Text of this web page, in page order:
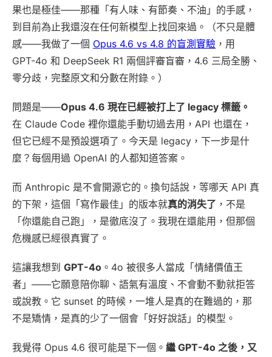
果也是極佳——那種「有人味、有節奏、不油」的手感，
到目前為止我還沒在任何新模型上找回來過。（不只是體
感——我做了一個 Opus 4.6 vs 4.8 的盲測實驗 ，用
GPT-4o 和 DeepSeek R1 兩個評審盲審，4.6 三局全勝、
零分歧，完整原文和分數在附錄。）
問題是——Opus 4.6 現在已經被打上了 legacy 標籤。
在 Claude Code 裡你還能手動切過去用，API 也還在，
但它已經不是預設選項了。今天是 legacy，下一步是什
麼？每個用過 OpenAI 的人都知道答案。
而 Anthropic 是不會開源它的。換句話說，等哪天 API 真
的下架，這個「寫作最佳」的版本就真的消失了 ，不是
「你還能自己跑」，是徹底沒了。我現在還能用，但那個
危機感已經很真實了。
這讓我想到 GPT-4o 。4o 被很多人當成「情緒價值王
者」——它願意陪你聊、語氣有溫度、不會動不動就拒答
或說教。它 sunset 的時候，一堆人是真的在難過的，那
不是矯情，是真的少了一個會「好好說話」的模型。
我覺得 Opus 4.6 很可能是下一個。 繼 GPT-4o 之後，又